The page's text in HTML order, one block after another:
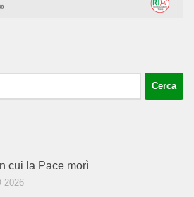
cui la Pace morì
2026